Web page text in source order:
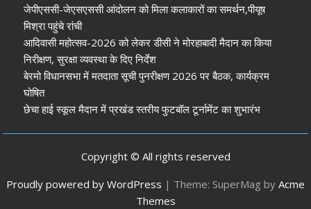
जेपीएससी-जेएसएससी आंदोलन को मिला कलाकारों का समर्थन,पीयूष
मिश्रा पहुंचे रांची
आदिवासी महोत्सव-2026 को लेकर डीसी ने मोरहाबादी मैदान का किया
निरीक्षण, सुरक्षा व्यवस्था के दिए निर्देश
बेरमो विधानसभा में मतदाता सूची पुनरीक्षण 2026 पर बैठक, कार्यक्रम
घोषित
छेचा हाई स्कूल मैदान में प्रखंड स्तरीय फुटबॉल टूर्नामेंट का शुभारंभ
Copyright © All rights reserved
Proudly powered by WordPress | Theme: SuperMag by Acme
Themes